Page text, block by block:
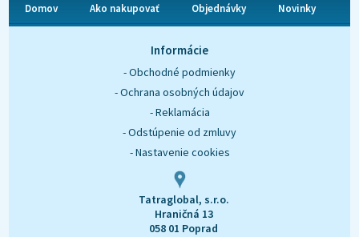
Domov Ako nakupovať Objednávky Novinky
Informácie
- Obchodné podmienky
- Ochrana osobných údajov
- Reklamácia
- Odstúpenie od zmluvy
- Nastavenie cookies
Tatraglobal, s.r.o.
Hraničná 13
058 01 Poprad